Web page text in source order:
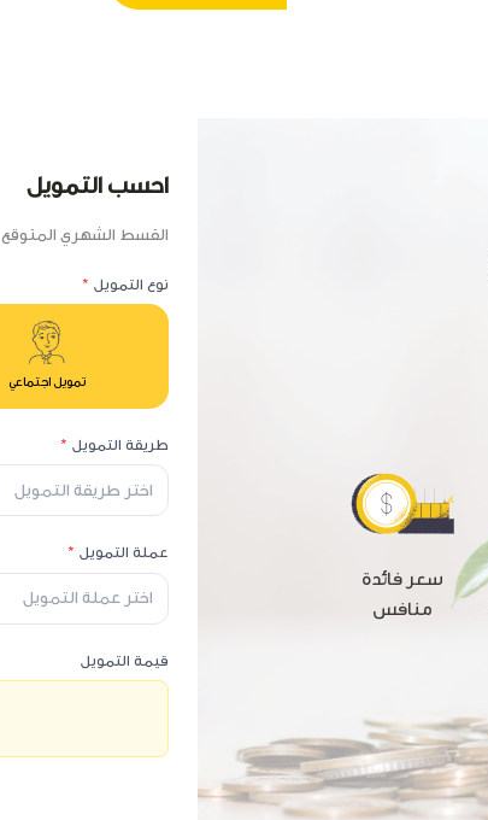
سعر فائدة
منافس
احسب التمويل
القسط الشهري المتوقع
نوع التمويل *
تمويل اجتماعي
طريقة التمويل *
اختر طريقة التمويل
عملة التمويل *
اختر عملة التمويل
قيمة التمويل